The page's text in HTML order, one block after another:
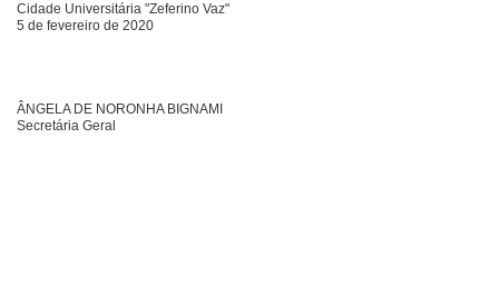
Cidade Universitária "Zeferino Vaz"
5 de fevereiro de 2020
ÂNGELA DE NORONHA BIGNAMI
Secretária Geral